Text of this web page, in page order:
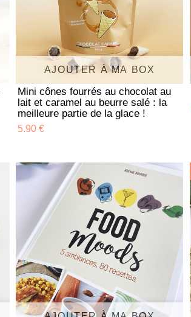
AJOUTER À MA BOX
Mini cônes fourrés au chocolat au
lait et caramel au beurre salé : la
meilleure partie de la glace !
5.90 €